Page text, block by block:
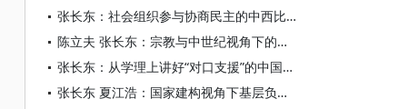
张长东：社会组织参与协商民主的中西比较
陈立夫 张长东：宗教与中世纪视角下的欧洲国家形成
张长东：从学理上讲好“对口支援”的中国故事
张长东 夏江浩：国家建构视角下基层负担过重的结构性困境：理论与个案分析